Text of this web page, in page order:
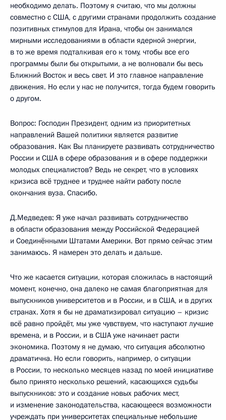
необходимо делать. Поэтому я считаю, что мы должны
совместно с США, с другими странами продолжить создание
позитивных стимулов для Ирана, чтобы он занимался
мирными исследованиями в области ядерной энергии,
в то же время подталкивая его к тому, чтобы все его
программы были бы открытыми, а не волновали бы весь
Ближний Восток и весь свет. И это главное направление
движения. Но если у нас не получится, тогда будем говорить
о другом.
Вопрос: Господин Президент, одним из приоритетных
направлений Вашей политики является развитие
образования. Как Вы планируете развивать сотрудничество
России и США в сфере образования и в сфере поддержки
молодых специалистов? Ведь не секрет, что в условиях
кризиса всё труднее и труднее найти работу после
окончания вуза. Спасибо.
Д.Медведев: Я уже начал развивать сотрудничество
в области образования между Российской Федерацией
и Соединёнными Штатами Америки. Вот прямо сейчас этим
занимаюсь. Я намерен это делать и дальше.
Что же касается ситуации, которая сложилась в настоящий
момент, конечно, она далеко не самая благоприятная для
выпускников университетов и в России, и в США, и в других
странах. Хотя я бы не драматизировал ситуацию – кризис
всё равно пройдёт, мы уже чувствуем, что наступают лучшие
времена, и в России, и в США уже начинает расти
экономика. Поэтому я не думаю, что ситуация абсолютно
драматична. Но если говорить, например, о ситуации
в России, то несколько месяцев назад по моей инициативе
было принято несколько решений, касающихся судьбы
выпускников: это и создание новых рабочих мест,
и изменение законодательства, касающееся возможности
учреждать при университетах специальные небольшие